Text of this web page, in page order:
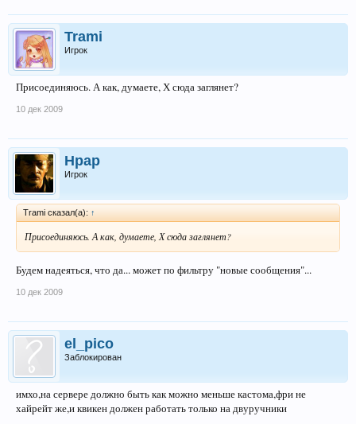
Trami
Игрок
Присоединяюсь. А как, думаете, Х сюда заглянет?
10 дек 2009
Hpap
Игрок
Trami сказал(а): ↑
Присоединяюсь. А как, думаете, Х сюда заглянет?
Будем надеяться, что да... может по фильтру "новые сообщения"...
10 дек 2009
el_pico
Заблокирован
имхо,на сервере должно быть как можно меньше кастома,фри не
хайрейт же,и квикен должен работать только на двуручники